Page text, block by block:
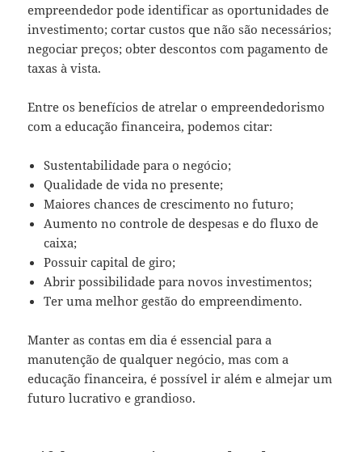
empreendedor pode identificar as oportunidades de
investimento; cortar custos que não são necessários;
negociar preços; obter descontos com pagamento de
taxas à vista.
Entre os benefícios de atrelar o empreendedorismo
com a educação financeira, podemos citar:
Sustentabilidade para o negócio;
Qualidade de vida no presente;
Maiores chances de crescimento no futuro;
Aumento no controle de despesas e do fluxo de
caixa;
Possuir capital de giro;
Abrir possibilidade para novos investimentos;
Ter uma melhor gestão do empreendimento.
Manter as contas em dia é essencial para a
manutenção de qualquer negócio, mas com a
educação financeira, é possível ir além e almejar um
futuro lucrativo e grandioso.